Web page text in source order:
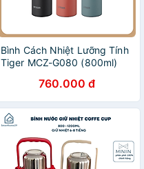
Bình Cách Nhiệt Lưỡng Tính
Tiger MCZ-G080 (800ml)
760.000 đ